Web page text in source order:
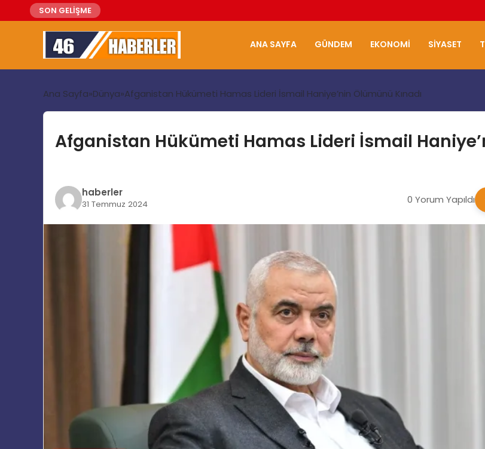
SON GELİŞME
ANA SAYFA GÜNDEM EKONOMI SIYASET
Ana Sayfa Dünya Afganistan Hükümeti Hamas Lideri İsmail Haniye’nin Ölümünü Kınadı
Afganistan Hükümeti Hamas Lideri İsmail
haberler
31 Temmuz 2024 0 Yorum Yapıldı